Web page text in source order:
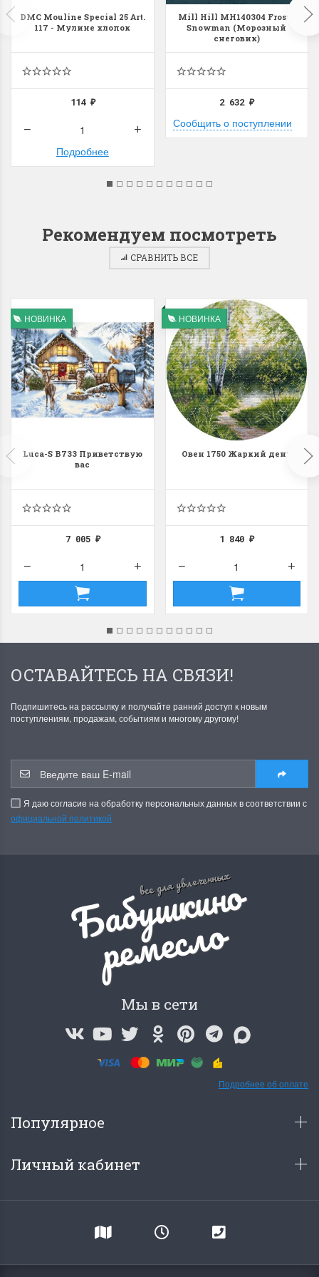
DMC Mouline Special 25 Art.
117 - Мулине хлопок
114 ₽
Подробнее
Mill Hill MH140304 Frosty
Snowman (Морозный
снеговик)
2 632₽
Сообщить о поступлении
Рекомендуем посмотреть
СРАВНИТЬ ВСЕ
НОВИНКА
Luca-S B733 Приветствую
вас
7 005 ₽
НОВИНКА
Овен 1750 Жаркий день
1 840₽
ОСТАВАЙТЕСЬ НА СВЯЗИ!
Подпишитесь на рассылку и получайте ранний доступ к новым
поступлениям, продажам, событиям и многому другому!
Я даю согласие на обработку персональных данных в соответствии с
официальной политикой
все для увлеченных
Б
а
б
у
ш
к
и
н
о
р
е
м
е
с
л
о
Мы в сети
Подробнее об оплате
Популярное
Личный кабинет